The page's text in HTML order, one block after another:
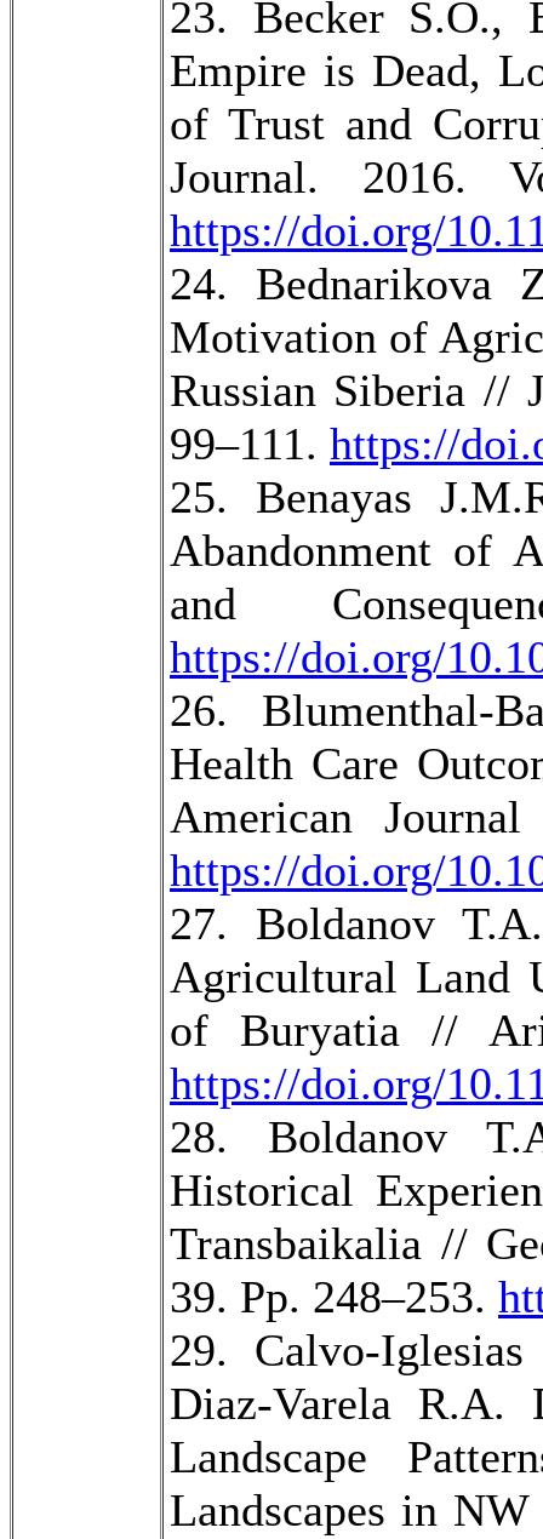
23. Becker S.O.,
Empire is Dead,
of Trust and
Journal. 2016.
https://doi.org/
24. Bednarikova
Motivation of
Russian Siberia //
99–111. https://
25. Benayas
Abandonment of
and
https://doi.org/
26. Blumenthal-
Health Care
American
https://doi.org/
27. Boldanov
Agricultural Land
of Buryatia //
https://doi.org/
28. Boldanov
Historical
Transbaikalia //
39. Pp. 248–253.
29. Calvo-
Diaz-Varela R.A.
Landscape
Landscapes in